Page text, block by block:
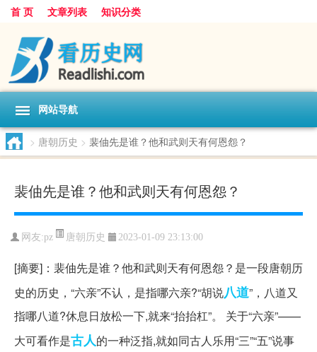
首 页 文章列表 知识分类
网站导航
> 唐朝历史 > 裴伷先是谁？他和武则天有何恩怨？
裴伷先是谁？他和武则天有何恩怨？
网友:pz 唐朝历史 2023-01-09 23:13:00
[摘要]：裴伷先是谁？他和武则天有何恩怨？是一段唐朝历
史的历史，“六亲”不认，是指哪六亲?“胡说八道”，八道又
指哪八道?休息日放松一下,就来“抬抬杠”。 关于“六亲”——
大可看作是古人的一种泛指,就如同古人乐用“三”“五”说事